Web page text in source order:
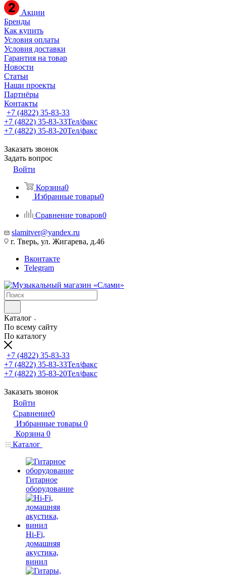
Акции
Бренды
Как купить
Условия оплаты
Условия доставки
Гарантия на товар
Новости
Статьи
Наши проекты
Партнёры
Контакты
+7 (4822) 35-83-33
+7 (4822) 35-83-33Тел/факс
+7 (4822) 35-83-20Тел/факс
Заказать звонок
Задать вопрос
Войти
Корзина0
Избранные товары0
Сравнение товаров0
slamitver@yandex.ru
г. Тверь, ул. Жигарева, д.46
Вконтакте
Telegram
Каталог
По всему сайту
По каталогу
+7 (4822) 35-83-33
+7 (4822) 35-83-33Тел/факс
+7 (4822) 35-83-20Тел/факс
Заказать звонок
Войти
Сравнение0
Избранные товары 0
Корзина 0
Каталог
Гитарное
оборудование
Hi-Fi,
домашняя
акустика,
винил